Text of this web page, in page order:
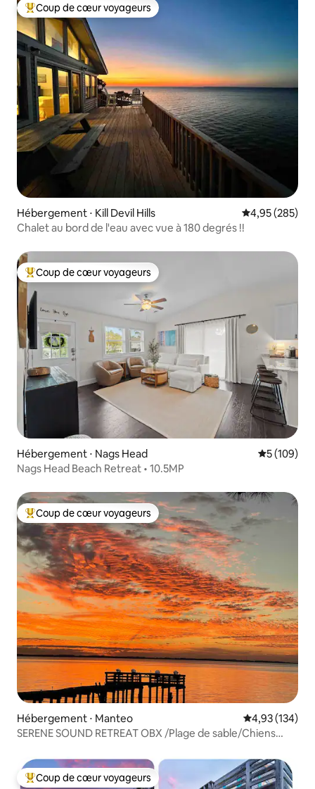
Coups de cœur voyageurs les plus appréciés
Coup de cœur voyageurs
Hébergement ⋅ Kill Devil Hills Évaluation
4,95 (285)
Chalet au bord de l'eau avec vue à 180 degrés !!
Coups de cœur voyageurs les plus appréciés
Coup de cœur voyageurs
Hébergement ⋅ Nags Head Évaluation
5 (109)
Nags Head Beach Retreat • 10.5MP
Coups de cœur voyageurs les plus appréciés
Coup de cœur voyageurs
Hébergement ⋅ Manteo Évaluation
4,93 (134)
SERENE SOUND RETREAT OBX /Plage de sable/Chiens
Coups de cœur voyageurs les plus appréciés
Coup de cœur voyageurs